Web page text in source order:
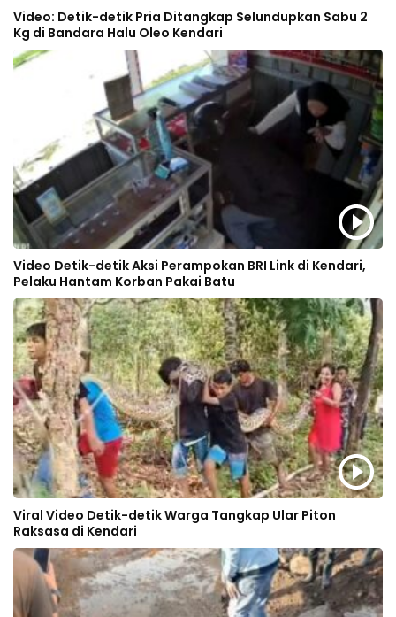
Video: Detik-detik Pria Ditangkap Selundupkan Sabu 2
Kg di Bandara Halu Oleo Kendari
Video Detik-detik Aksi Perampokan BRI Link di Kendari,
Pelaku Hantam Korban Pakai Batu
Viral Video Detik-detik Warga Tangkap Ular Piton
Raksasa di Kendari